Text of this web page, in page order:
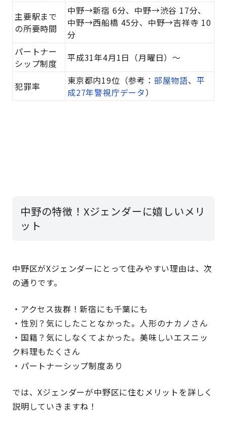
主要駅まで
の所要時間
中野→新宿 6分、中野→渋谷 17分、
中野→西船橋 45分、中野→吉祥寺 10
分
パートナー
シップ制度
平成31年4月1日（月曜日）～
犯罪率 東京都内19位（参考： 部屋物語、 平
成27年警視庁データ）
中野の特徴！Xジェンダーに嬉しいメリ
ット
中野区がXジェンダーにとって住みやすい理由は、次
の通りです。
・アクセス抜群！新宿にも千葉にも
・性別？気にしたことなかった。人形のナカノさん
・国籍？気にしなくてよかった。美味しいエスニッ
ク料理もたくさん
・パートナーシップ制度あり
では、Xジェンダーが中野区に住むメリットを詳しく
説明していきますね！